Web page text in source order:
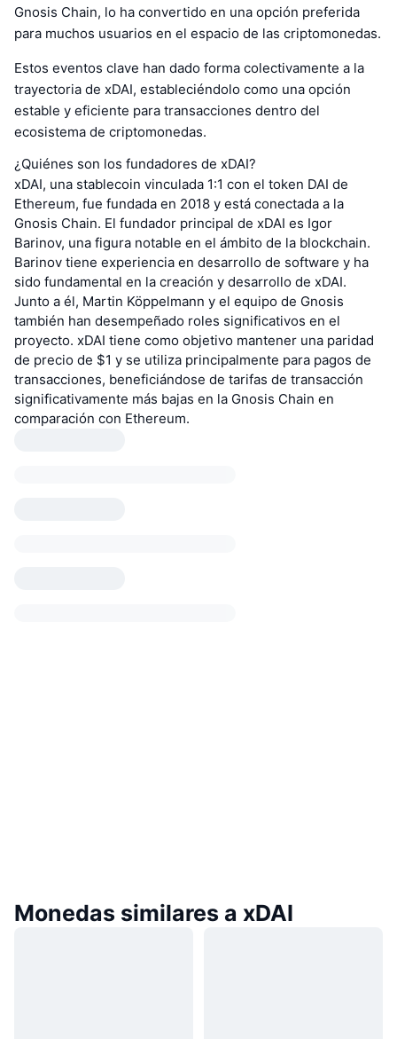
Gnosis Chain, lo ha convertido en una opción preferida
para muchos usuarios en el espacio de las criptomonedas.
Estos eventos clave han dado forma colectivamente a la
trayectoria de xDAI, estableciéndolo como una opción
estable y eficiente para transacciones dentro del
ecosistema de criptomonedas.
¿Quiénes son los fundadores de xDAI?
xDAI, una stablecoin vinculada 1:1 con el token DAI de
Ethereum, fue fundada en 2018 y está conectada a la
Gnosis Chain. El fundador principal de xDAI es Igor
Barinov, una figura notable en el ámbito de la blockchain.
Barinov tiene experiencia en desarrollo de software y ha
sido fundamental en la creación y desarrollo de xDAI.
Junto a él, Martin Köppelmann y el equipo de Gnosis
también han desempeñado roles significativos en el
proyecto. xDAI tiene como objetivo mantener una paridad
de precio de $1 y se utiliza principalmente para pagos de
transacciones, beneficiándose de tarifas de transacción
significativamente más bajas en la Gnosis Chain en
comparación con Ethereum.
Monedas similares a xDAI